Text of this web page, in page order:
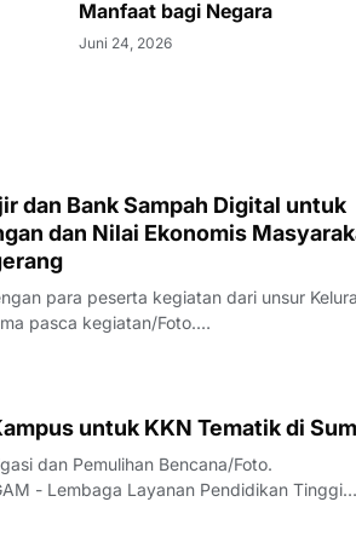
Manfaat bagi Negara
Juni 24, 2026
dan Bank Sampah Digital untuk
dan Nilai Ekonomis
para peserta kegiatan dari unsur
pasca kegiatan/Foto.
- Dalam rangka bentuk nyata
untuk KKN Tematik di
dan Pemulihan Bencana/Foto.
- Lembaga Layanan Pendidikan Tinggi
secara resmi memulai pelaksanaan Kuliah